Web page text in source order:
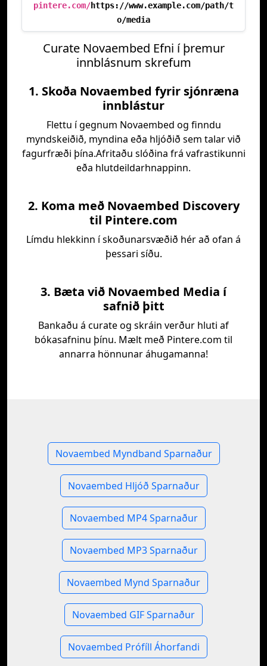
pintere.com/https://www.example.com/path/t
o/media
Curate Novaembed Efni í þremur
innblásnum skrefum
1. Skoða Novaembed fyrir sjónræna
innblástur
Flettu í gegnum Novaembed og finndu
myndskeiðið, myndina eða hljóðið sem talar við
fagurfræði þína.Afritaðu slóðina frá vafrastikunni
eða hlutdeildarhnappinn.
2. Koma með Novaembed Discovery
til Pintere.com
Límdu hlekkinn í skoðunarsvæðið hér að ofan á
þessari síðu.
3. Bæta við Novaembed Media í
safnið þitt
Bankaðu á curate og skráin verður hluti af
bókasafninu þínu. Mælt með Pintere.com til
annarra hönnunar áhugamanna!
Novaembed Myndband Sparnaður
Novaembed Hljóð Sparnaður
Novaembed MP4 Sparnaður
Novaembed MP3 Sparnaður
Novaembed Mynd Sparnaður
Novaembed GIF Sparnaður
Novaembed Prófíll Áhorfandi